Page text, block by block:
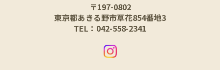
〒197-0802
東京都あきる野市草花854番地3
TEL：042-558-2341